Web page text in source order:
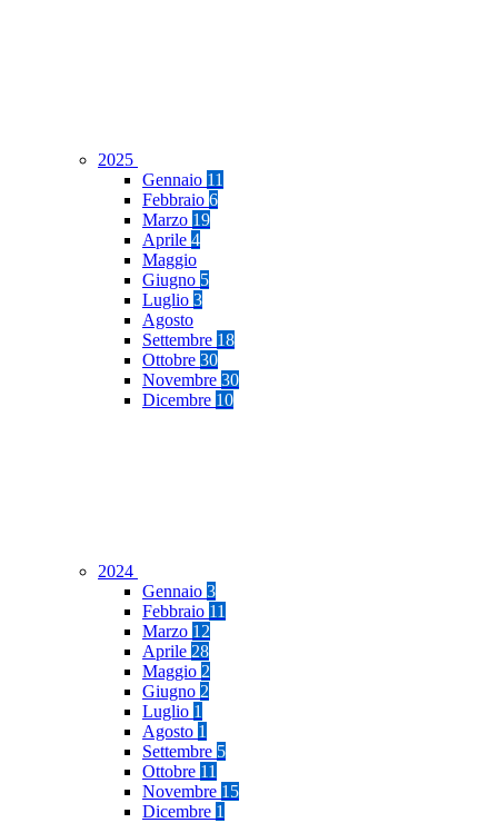
2025
Gennaio 11
Febbraio 6
Marzo 19
Aprile 4
Maggio
Giugno 5
Luglio 3
Agosto
Settembre 18
Ottobre 30
Novembre 30
Dicembre 10
2024
Gennaio 3
Febbraio 11
Marzo 12
Aprile 28
Maggio 2
Giugno 2
Luglio 1
Agosto 1
Settembre 5
Ottobre 11
Novembre 15
Dicembre 1